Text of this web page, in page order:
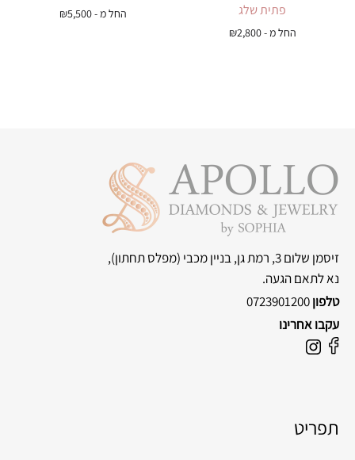
פתית שלג
החל מ - ₪2,800
החל מ - ₪5,500
זיסמן שלום 3, רמת גן, בניין מכבי
(מפלס תחתון),
נא לתאם הגעה.
טלפון0723901200
עקבו אחרינו
F
b
I
a
תפריט